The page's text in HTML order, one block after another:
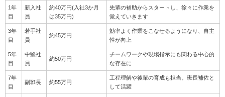
1年
目
新入社
員
約40万円(入社3か月
は35万円)
先輩の補助からスタートし、徐々に作業を
覚えていきます
3年
目
若手社
員
約45万円
効率よく作業をこなせるようになり、自主
性が向上
5年
目
中堅社
員
約50万円
チームワークや現場指示にも関わる中心的
な存在に
7年
目
副班長 約55万円
工程理解や後輩の育成も担当。班長補佐と
して活躍